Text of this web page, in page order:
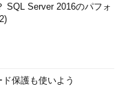
SQL Server 2016のパフォ
保護も使いよう